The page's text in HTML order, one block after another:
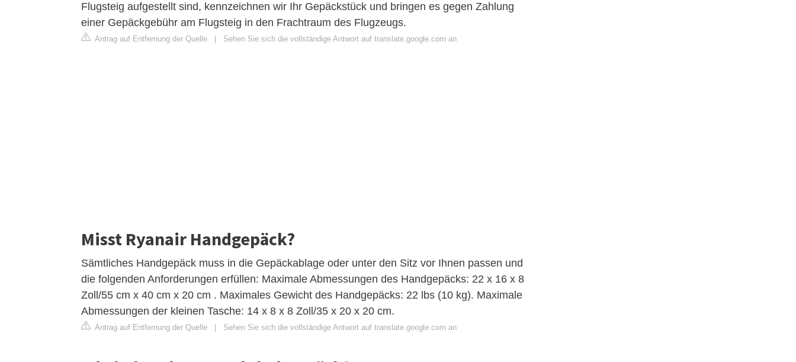
Flugsteig aufgestellt sind, kennzeichnen wir Ihr Gepäckstück und bringen es gegen Zahlung
einer Gepäckgebühr am Flugsteig in den Frachtraum des Flugzeugs.
Antrag auf Entfernung der Quelle Sehen Sie sich die vollständige Antwort auf translate.google.com an
Misst Ryanair Handgepäck?
Sämtliches Handgepäck muss in die Gepäckablage oder unter den Sitz vor Ihnen passen und
die folgenden Anforderungen erfüllen: Maximale Abmessungen des Handgepäcks: 22 x 16 x 8
Zoll/55 cm x 40 cm x 20 cm . Maximales Gewicht des Handgepäcks: 22 lbs (10 kg). Maximale
Abmessungen der kleinen Tasche: 14 x 8 x 8 Zoll/35 x 20 x 20 cm.
Antrag auf Entfernung der Quelle Sehen Sie sich die vollständige Antwort auf translate.google.com an